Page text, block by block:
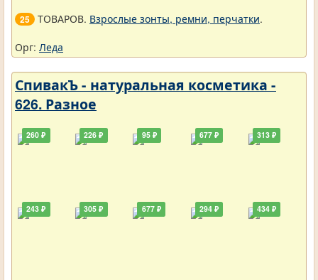
25 ТОВАРОВ. Взрослые зонты, ремни, перчатки.
Орг: Леда
СпивакЪ - натуральная косметика -
626. Разное
260 ₽
243 ₽
226 ₽
305 ₽
95 ₽
677 ₽
677 ₽
294 ₽
313 ₽
434 ₽